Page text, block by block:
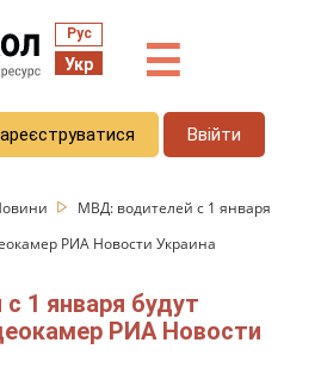
Рус
Укр ☰
Ввійти
МВД: водителей с 1 января
РИА Новости Украина
1 января будут
РИА Новости